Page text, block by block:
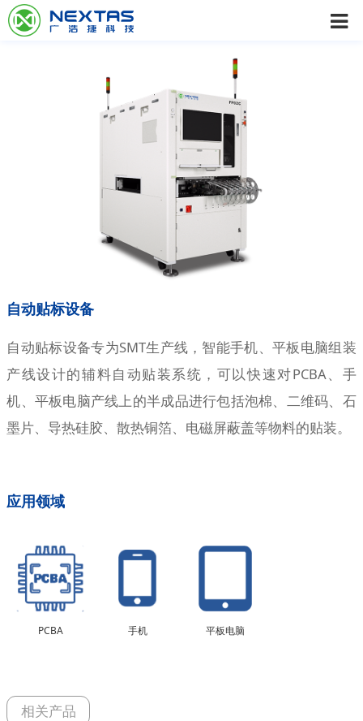
自动贴标设备
自动贴标设备专为SMT生产线，智能手机、平板电脑组装
产线设计的辅料自动贴装系统，可以快速对PCBA、手
机、平板电脑产线上的半成品进行包括泡棉、二维码、石
墨片、导热硅胶、散热铜箔、电磁屏蔽盖等物料的贴装。
应用领域
PCBA 手机 平板电脑
相关产品